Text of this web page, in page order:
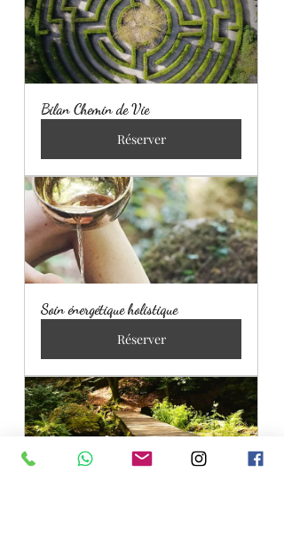
Bilan Chemin de Vie
Réserver
Soin énergétique holistique
Réserver